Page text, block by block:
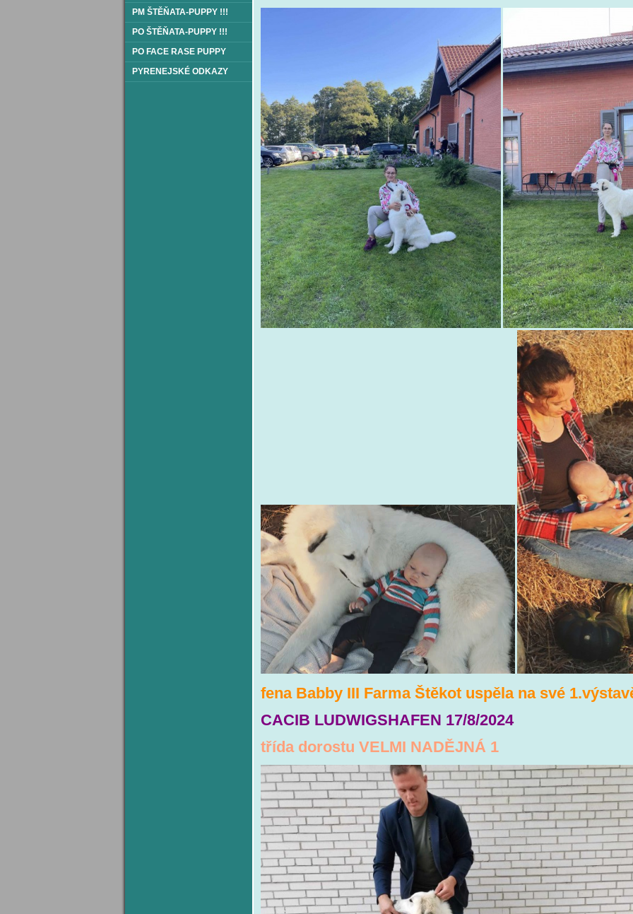
PM ŠTĚŇATA-PUPPY !!!
PO ŠTĚŇATA-PUPPY !!!
PO FACE RASE PUPPY
PYRENEJSKÉ ODKAZY
fena Babby III Farma Štěkot uspěla na své
CACIB LUDWIGSHAFEN 17/8/2024
třída dorostu VELMI NADĚJNÁ 1